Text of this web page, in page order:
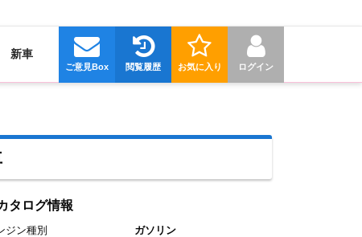
新車
ログイン
お気に入り
閲覧履歴
ご意見Box
タログ情報
ジン種別
ガソリン